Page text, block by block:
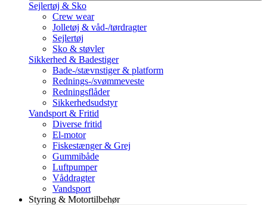
Sejlertøj & Sko
Crew wear
Jolletøj & våd-/tørdragter
Sejlertøj
Sko & støvler
Sikkerhed & Badestiger
Bade-/stævnstiger & platform
Rednings-/svømmeveste
Redningsflåder
Sikkerhedsudstyr
Vandsport & Fritid
Diverse fritid
El-motor
Fiskestænger & Grej
Gummibåde
Luftpumper
Våddragter
Vandsport
Styring & Motortilbehør